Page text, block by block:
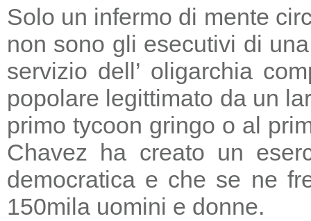
Solo un infermo di mente
non sono gli esecutivi di
servizio dell’ oligarchia
popolare legittimato da un
primo tycoon gringo o al
Chavez ha creato un
democratica e che se ne
150mila uomini e donne.